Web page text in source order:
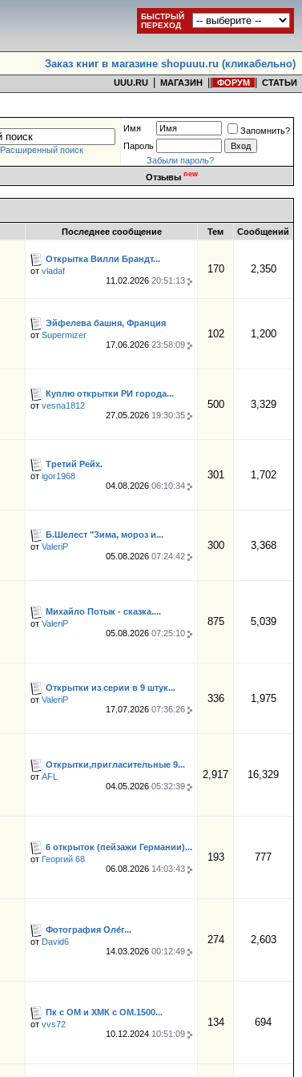
БЫСТРЫЙ
ПЕРЕХОД
Заказ книг в магазине shopuuu.ru (кликабельно)
UUU.RU МАГАЗИН ФОРУМ СТАТЬИ
Расширенный поиск
Имя
Запомнить?
Пароль
Забыли пароль?
Отзывы new
Последнее сообщение Тем Сообщений
Открытка Вилли Брандт...
от vladaf
11.02.2026 20:51:13
170 2,350
Эйфелева башня, Франция
от Supermizer
17.06.2026 23:58:09
102 1,200
Куплю открытки РИ города...
от vesna1812
27.05.2026 19:30:35
500 3,329
Третий Рейх.
от igor1968
04.08.2026 06:10:34
301 1,702
Б.Шелест "Зима, мороз и...
от ValeriP
05.08.2026 07:24:42
300 3,368
Михайло Потык - сказка....
от ValeriP
05.08.2026 07:25:10
875 5,039
Открытки из серии в 9 штук...
от ValeriP
17.07.2026 07:36:26
336 1,975
Открытки,пригласительные 9...
от AFL
04.05.2026 05:32:39
2,917 16,329
6 открыток (пейзажи Германии)...
от Георгий 68
06.08.2026 14:03:43
193 777
Фотография Оле́г...
от David6
14.03.2026 00:12:49
274 2,603
Пк с ОМ и ХМК с ОМ.1500...
от vvs72
10.12.2024 10:51:09
134 694